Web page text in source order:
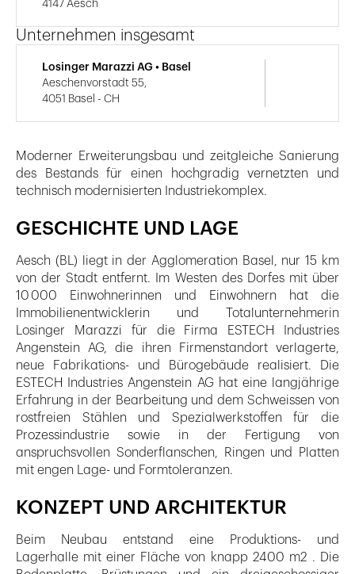
Moderner Erweiterungsbau und zeitgleiche Sanierung
des Bestands für einen hochgradig vernetzten und
technisch modernisierten Industriekomplex.
GESCHICHTE UND LAGE
Aesch (BL) liegt in der Agglomeration Basel, nur 15 km
von der Stadt entfernt. Im Westen des Dorfes mit über
10 000 Einwohnerinnen und Einwohnern hat die
Immobilienentwicklerin und Totalunternehmerin
Losinger Marazzi für die Firma ESTECH Industries
Angenstein AG, die ihren Firmenstandort verlagerte,
neue Fabrikations- und Bürogebäude realisiert. Die
ESTECH Industries Angenstein AG hat eine langjährige
Erfahrung in der Bearbeitung und dem Schweissen von
rostfreien Stählen und Spezialwerkstoffen für die
Prozessindustrie sowie in der Fertigung von
anspruchsvollen Sonderflanschen, Ringen und Platten
mit engen Lage- und Formtoleranzen.
KONZEPT UND ARCHITEKTUR
Beim Neubau entstand eine Produktions- und
Lagerhalle mit einer Fläche von knapp 2400 m2 . Die
4147 Aesch
Unternehmen insgesamt
Losinger Marazzi AG • Basel
Aeschenvorstadt 55,
4051 Basel - CH